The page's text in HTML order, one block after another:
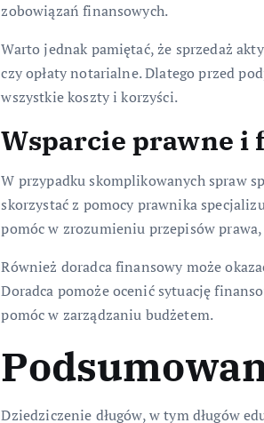
zobowiązań finansowych.
Warto jednak pamiętać, że sprzedaż
czy opłaty notarialne. Dlatego przed
wszystkie koszty i korzyści.
Wsparcie prawne i
W przypadku skomplikowanych spraw
skorzystać z pomocy prawnika
pomóc w zrozumieniu przepisów
Również doradca finansowy może
Doradca pomoże ocenić sytuację
pomóc w zarządzaniu budżetem.
Dziedziczenie długów, w tym długów